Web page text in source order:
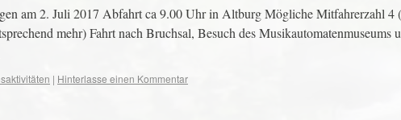
am 2. Juli 2017 Abfahrt ca 9.00 Uhr in Altburg Mögliche Mitfahrerzahl 4
mehr) Fahrt nach Bruchsal, Besuch des Musikautomatenmuseums
| Hinterlasse einen Kommentar